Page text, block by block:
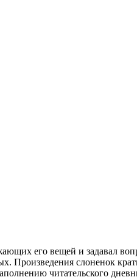
его вещей и задавал
Произведения слоненок
читательского